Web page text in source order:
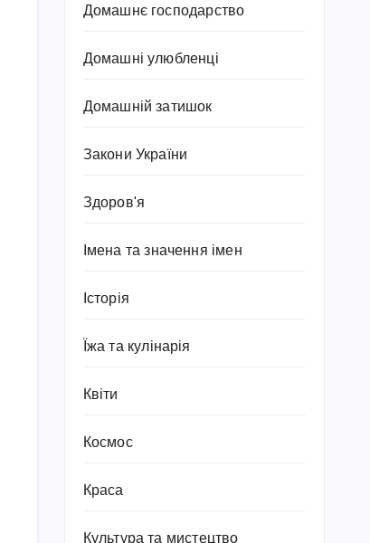
Домашнє господарство
Домашні улюбленці
Домашній затишок
Закони України
Здоров'я
Імена та значення імен
Історія
Їжа та кулінарія
Квіти
Космос
Краса
Культура та мистецтво